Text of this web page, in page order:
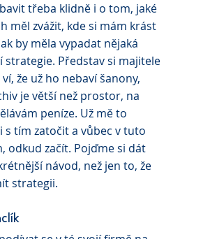
třeba klidně i o tom, jaké
měl zvážit, kde si mám krást
by měla vypadat nějaká
strategie. Představ si majitele
že už ho nebaví šanony,
je větší než prostor, na
peníze. Už mě to
s tím zatočit a vůbec v tuto
odkud začít. Pojďme si dát
návod, než jen to, že
strategii.